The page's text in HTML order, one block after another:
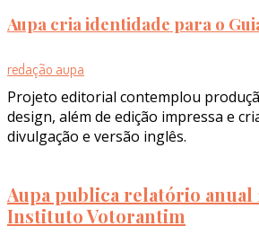
Aupa cria identidade para o
redação aupa
Projeto editorial contemplou
design, além de edição impressa e
divulgação e versão inglês.
Aupa publica relatório anual
Instituto Votorantim